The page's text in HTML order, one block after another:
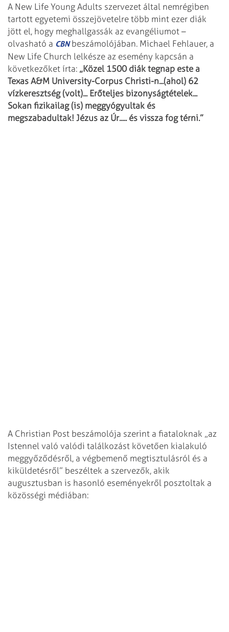
A New Life Young Adults szervezet által nemrégiben
tartott egyetemi összejövetelre több mint ezer diák
jött el, hogy meghallgassák az evangéliumot –
olvasható a CBNbeszámolójában. Michael Fehlauer, a
New Life Church lelkésze az esemény kapcsán a
következőket írta: „Közel 1500 diák tegnap este a
Texas A&M University-Corpus Christi-n...(ahol) 62
vízkeresztség (volt)... Erőteljes bizonyságtételek...
Sokan fizikailag (is) meggyógyultak és
megszabadultak! Jézus az Úr..... és vissza fog térni.”
A Christian Post beszámolója szerint a fiataloknak „az
Istennel való valódi találkozást követően kialakuló
meggyőződésről, a végbemenő megtisztulásról és a
kiküldetésről” beszéltek a szervezők, akik
augusztusban is hasonló eseményekről posztoltak a
közösségi médiában: